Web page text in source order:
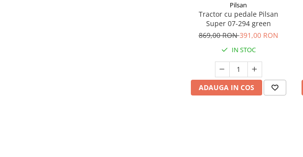
Pilsan
Tractor cu pedale Pilsan
Super 07-294 green
869,00 RON391,00 RON
IN STOC
ADAUGA IN COS